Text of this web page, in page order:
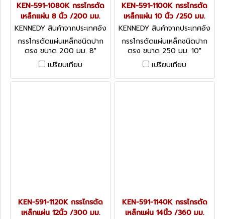
KEN-591-1080K กรรไกรตัด
เหล็กแผ่น 8 นิ้ว /200 มม.
KENNEDY สินค้าจากประเทศอัง
กฤษ KEN-591-1080K
กรรไกรตัดแผ่นเหล็กชนิดปาก
ตรง ขนาด 200 มม. 8"
STRAIGHT BLADE TINSNIP
เปรียบเทียบ
KEN-591-1100K กรรไกรตัด
เหล็กแผ่น 10 นิ้ว /250 มม.
KENNEDY สินค้าจากประเทศอัง
กฤษ KEN-591-1100K
กรรไกรตัดแผ่นเหล็กชนิดปาก
ตรง ขนาด 250 มม. 10"
STRAIGHT BLADE TINSNIP
เปรียบเทียบ
KEN-591-1120K กรรไกรตัด
เหล็กแผ่น 12นิ้ว /300 มม.
KEN-591-1140K กรรไกรตัด
เหล็กแผ่น 14นิ้ว /360 มม.